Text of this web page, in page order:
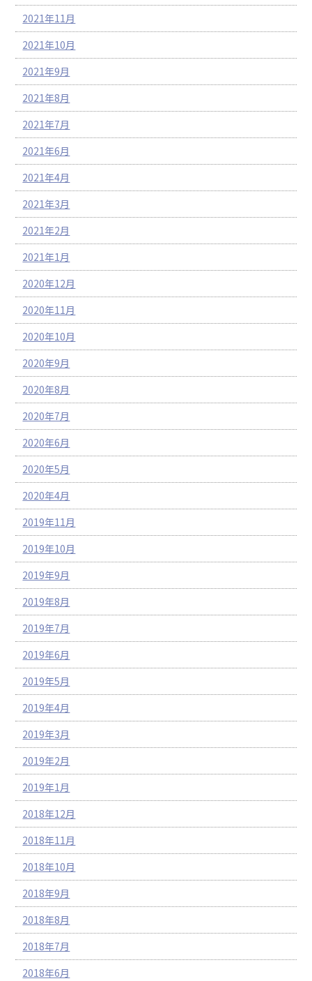
2021年11月
2021年10月
2021年9月
2021年8月
2021年7月
2021年6月
2021年4月
2021年3月
2021年2月
2021年1月
2020年12月
2020年11月
2020年10月
2020年9月
2020年8月
2020年7月
2020年6月
2020年5月
2020年4月
2019年11月
2019年10月
2019年9月
2019年8月
2019年7月
2019年6月
2019年5月
2019年4月
2019年3月
2019年2月
2019年1月
2018年12月
2018年11月
2018年10月
2018年9月
2018年8月
2018年7月
2018年6月